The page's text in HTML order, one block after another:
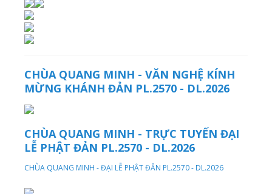
CHÙA QUANG MINH - VĂN NGHỆ KÍNH
MỪNG KHÁNH ĐẢN PL.2570 - DL.2026
CHÙA QUANG MINH - TRỰC TUYẾN ĐẠI
LỄ PHẬT ĐẢN PL.2570 - DL.2026
CHÙA QUANG MINH - ĐẠI LỄ PHẬT ĐẢN PL.2570 - DL.2026